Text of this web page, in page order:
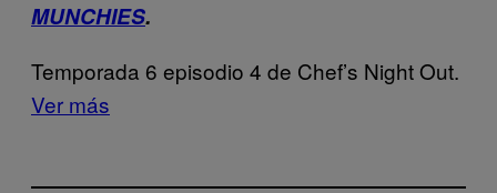
MUNCHIES.
Temporada 6 episodio 4 de Chef’s Night Out.
Ver más